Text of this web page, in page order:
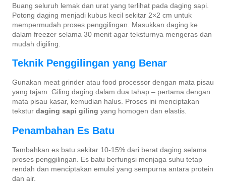
Buang seluruh lemak dan urat yang terlihat pada daging sapi.
Potong daging menjadi kubus kecil sekitar 2×2 cm untuk
mempermudah proses penggilingan. Masukkan daging ke
dalam freezer selama 30 menit agar teksturnya mengeras dan
mudah digiling.
Teknik Penggilingan yang Benar
Gunakan meat grinder atau food processor dengan mata pisau
yang tajam. Giling daging dalam dua tahap – pertama dengan
mata pisau kasar, kemudian halus. Proses ini menciptakan
tekstur daging sapi giling yang homogen dan elastis.
Penambahan Es Batu
Tambahkan es batu sekitar 10-15% dari berat daging selama
proses penggilingan. Es batu berfungsi menjaga suhu tetap
rendah dan menciptakan emulsi yang sempurna antara protein
dan air.